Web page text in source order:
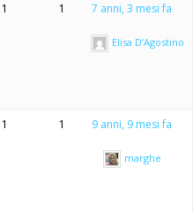
1 1 7 anni, 3 mesi fa
Elisa D’Agostino
1 1 9 anni, 9 mesi fa
marghe